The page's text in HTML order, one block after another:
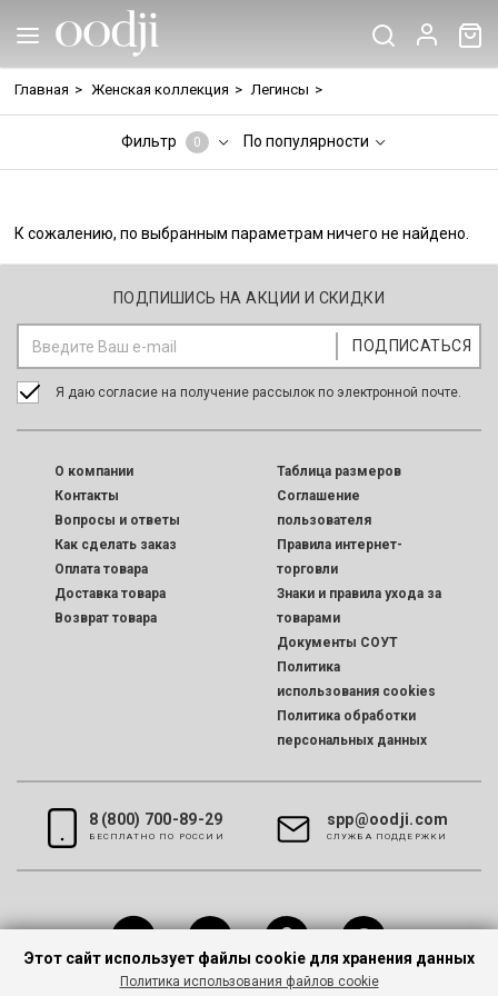
Главная > Женская коллекция > Легинсы >
Фильтр 0 По популярности
К сожалению, по выбранным параметрам ничего не найдено.
ПОДПИШИСЬ НА АКЦИИ И СКИДКИ
Я даю согласие на получение рассылок по электронной почте.
O компании
Контакты
Вопросы и ответы
Как сделать заказ
Оплата товара
Доставка товара
Возврат товара
Таблица размеров
Соглашение
пользователя
Правила интернет-
торговли
Знаки и правила ухода за
товарами
Документы СОУТ
Политика
использования cookies
Политика обработки
персональных данных
8 (800) 700-89-29
БЕСПЛАТНО ПО РОССИИ
spp@oodji.com
CЛУЖБА ПОДДЕРЖКИ
Этот сайт использует файлы cookie для хранения данных
Политика использования файлов cookie